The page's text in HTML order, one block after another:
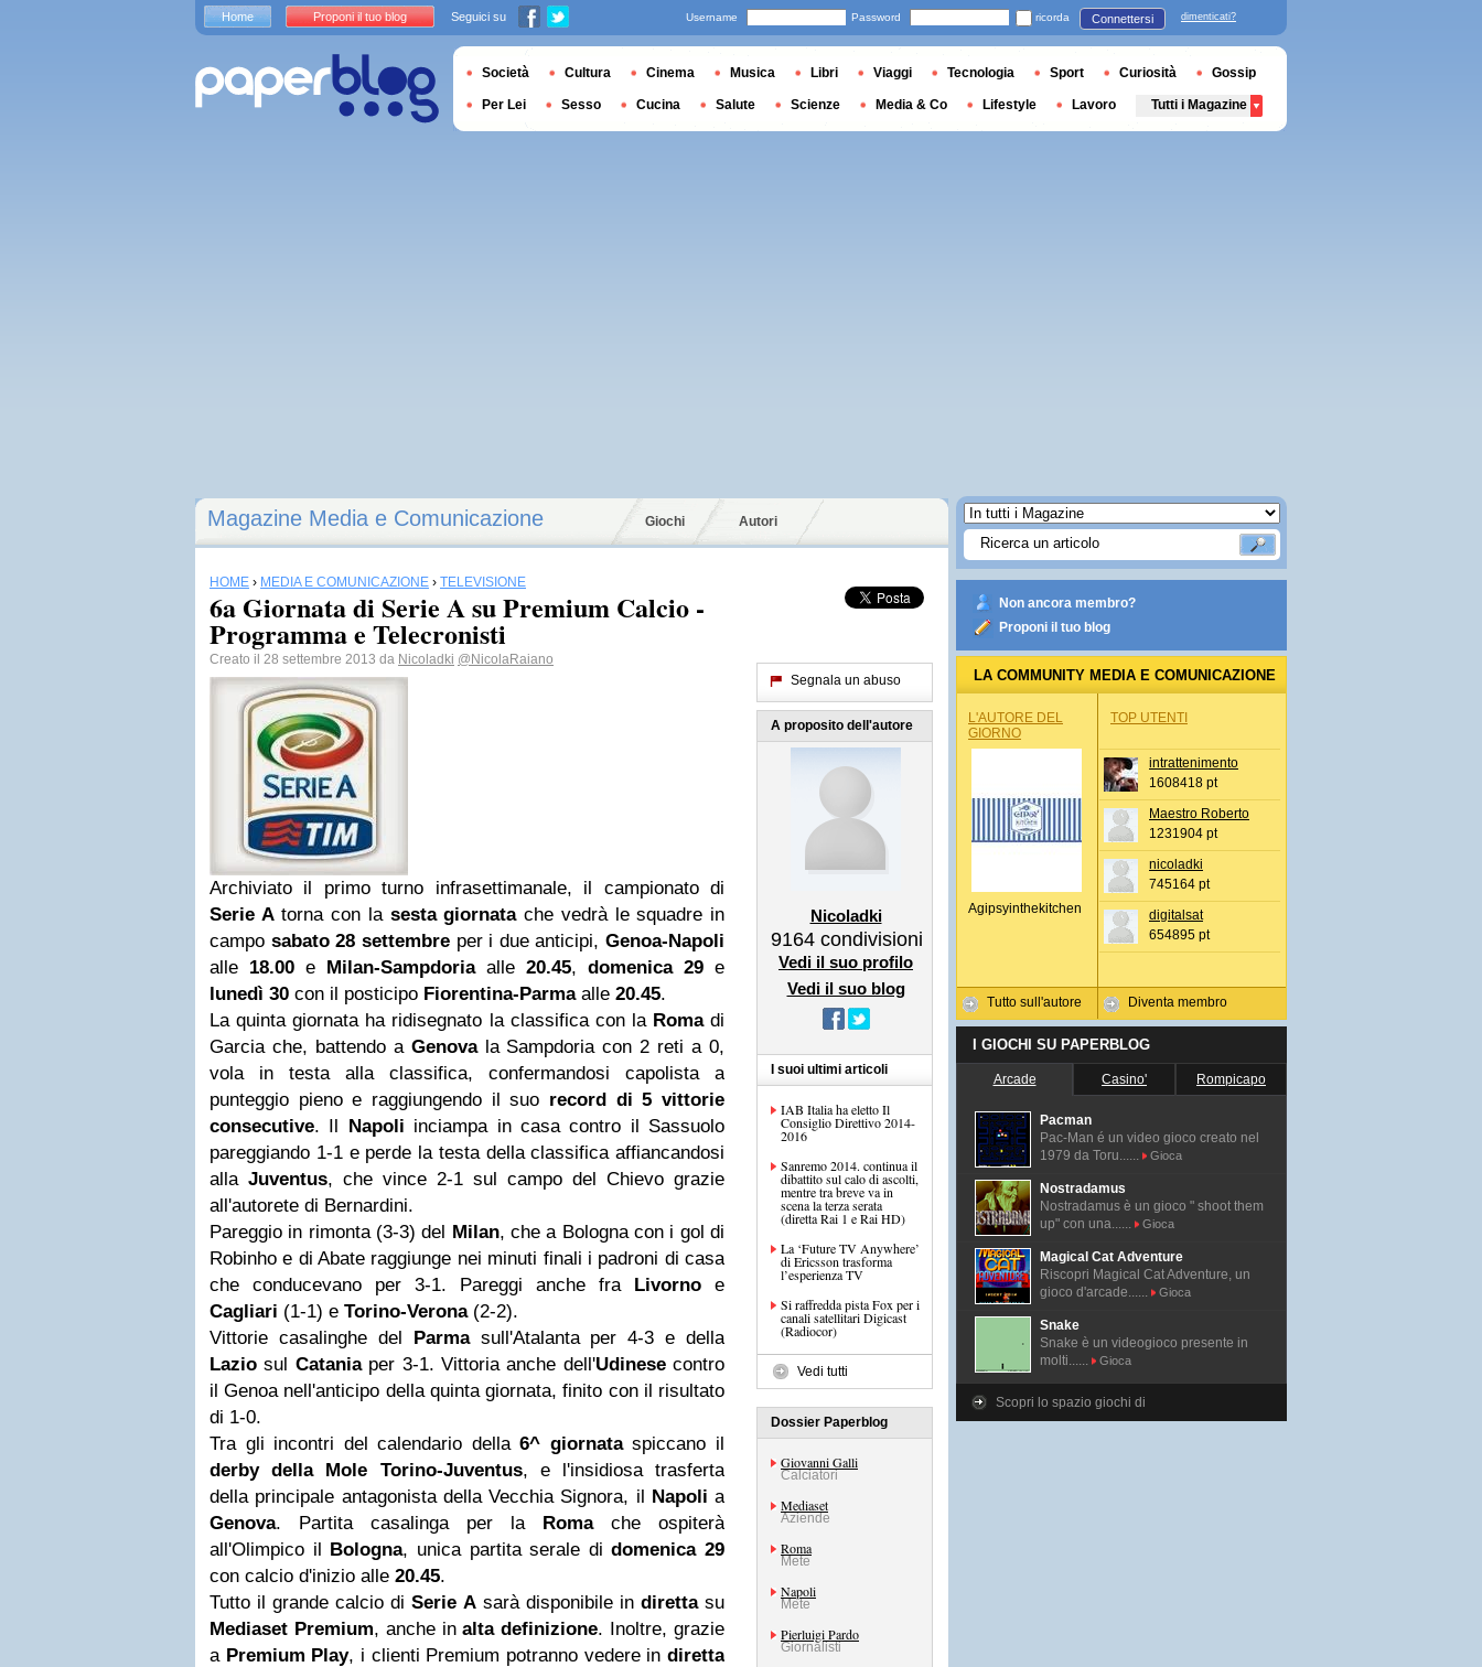
Magazine Media e Comunicazione Giochi Autori
HOME › MEDIA E COMUNICAZIONE › TELEVISIONE
6a Giornata di Serie A su Premium Calcio -
Programma e Telecronisti
Creato il 28 settembre 2013 da Nicoladki @NicolaRaiano
Archiviato il primo turno infrasettimanale, il campionato di
Serie Atorna con la sesta giornatache vedrà le squadre in
campo sabato 28 settembreper i due anticipi, Genoa-Napoli
alle 18.00 e Milan-Sampdoriaalle 20.45, domenica 29 e
lunedì 30 con il posticipo Fiorentina-Parmaalle 20.45.
La quinta giornata ha ridisegnato la classifica con la Romadi
Garcia che, battendo a Genovala Sampdoria con 2 reti a 0,
vola in testa alla classifica, confermandosi capolista a
punteggio pieno e raggiungendo il suo record di 5 vittorie
consecutive. Il Napoli inciampa in casa contro il Sassuolo
pareggiando 1-1 e perde la testa della classifica affiancandosi
alla Juventus, che vince 2-1 sul campo del Chievo grazie
all'autorete di Bernardini.
Pareggio in rimonta (3-3) del Milan, che a Bologna con i gol di
Robinho e di Abate raggiunge nei minuti finali i padroni di casa
che conducevano per 3-1. Pareggi anche fra Livorno e
Cagliari (1-1) e Torino-Verona(2-2).
Vittorie casalinghe del Parmasull'Atalanta per 4-3 e della
Lazio sul Cataniaper 3-1. Vittoria anche dell'Udinesecontro
il Genoa nell'anticipo della quinta giornata, finito con il risultato
di 1-0.
Tra gli incontri del calendario della6^ giornataspiccano il
derby della Mole Torino-Juventus, e l'insidiosa trasferta
della principale antagonista della Vecchia Signora, il Napoli a
Genova. Partita casalinga per la Romache ospiterà
all'Olimpico il Bologna, unica partita serale didomenica 29
con calcio d'inizio alle 20.45.
Tutto il grande calcio diSerie Asarà disponibile in direttasu
Mediaset Premium, anche inalta definizione. Inoltre, grazie
a Premium Play, i clienti Premium potranno vedere indiretta
Segnala un abuso
A proposito dell'autore
Nicoladki
9164 condivisioni
Vedi il suo profilo
Vedi il suo blog
I suoi ultimi articoli
IAB Italia ha eletto Il
Consiglio Direttivo 2014-
2016
Sanremo 2014. continua il
dibattito sul calo di ascolti,
mentre tra breve va in
scena la terza serata
(diretta Rai 1 e Rai HD)
La ‘Future TV Anywhere’
di Ericsson trasforma
l’esperienza TV
Si raffredda pista Fox per i
canali satellitari Digicast
(Radiocor)
Vedi tutti
Dossier Paperblog
Giovanni Galli
Calciatori
Mediaset
Aziende
Roma
Mete
Napoli
Mete
Pierluigi Pardo
Giornalisti
Non ancora membro?
Proponi il tuo blog
LA COMMUNITY MEDIA E COMUNICAZIONE
L'AUTORE DEL
GIORNO
Agipsyinthekitchen
Tutto sull'autore
TOP UTENTI
intrattenimento
1608418 pt
Maestro Roberto
1231904 pt
nicoladki
745164 pt
digitalsat
654895 pt
Diventa membro
I GIOCHI SU PAPERBLOG
Arcade Casino' Rompicapo
Pacman
Pac-Man é un video gioco creato nel
1979 da Toru......
Gioca
Nostradamus
Nostradamus è un gioco " shoot them
up" con una......
Gioca
Magical Cat Adventure
Riscopri Magical Cat Adventure, un
gioco d'arcade......
Gioca
Snake
Snake è un videogioco presente in
molti......
Gioca
Scopri lo spazio giochi di
Home Proponi il tuo blog Seguici su Username Password ricorda Connettersi dimenticati?
Società Cultura Cinema Musica Libri Viaggi Tecnologia Sport Curiosità Gossip
Per Lei Sesso Cucina Salute Scienze Media & Co Lifestyle Lavoro Tutti i Magazine